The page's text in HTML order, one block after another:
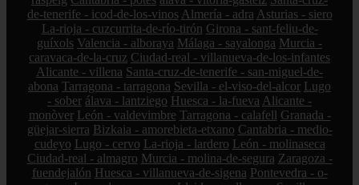
de-tenerife - icod-de-los-vinos Almería - adra Asturias - siero
La-rioja - cuzcurrita-de-río-tirón Girona - sant-feliu-de-
guíxols Valencia - alboraya Málaga - sayalonga Murcia -
caravaca-de-la-cruz Ciudad-real - villanueva-de-los-infantes
Alicante - villena Santa-cruz-de-tenerife - san-miguel-de-
abona Tarragona - tarragona Sevilla - el-viso-del-alcor Lugo
- sober álava - lantziego Huesca - la-fueva Alicante -
monòver León - valdevimbre Tarragona - calafell Granada -
güejar-sierra Bizkaia - amorebieta-etxano Cantabria - medio-
cudeyo Lugo - cervo La-rioja - lardero León - molinaseca
Ciudad-real - almagro Murcia - molina-de-segura Zaragoza -
fuendejalón Huesca - villanueva-de-sigena Pontevedra - o-